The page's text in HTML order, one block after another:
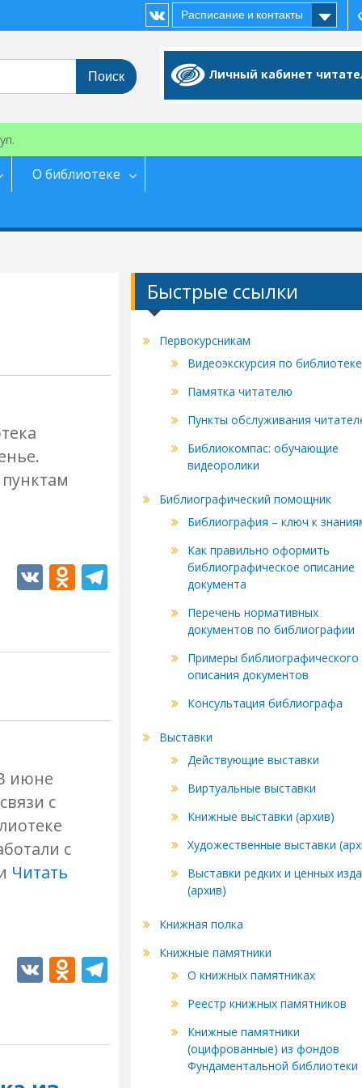
Расписание и контакты
Vk
Личный кабинет
О библиотеке
V O
o
s
T
gr
июне
с
с
Читать
V O
o
T
gr
Быстрые ссылки
Первокурсникам
Видеоэкскурсия по библиотеке
Памятка читателю
Пункты обслуживания
Библиокомпас: обучающие
видеоролики
Библиографический помощник
Библиография – ключ к
Как правильно оформить
библиографическое описание
документа
Перечень нормативных
документов по библиографии
Примеры библиографического
описания документов
Консультация библиографа
Выставки
Действующие выставки
Виртуальные выставки
Книжные выставки (архив)
Художественные выставки
Выставки редких и ценных
(архив)
Книжная полка
Книжные памятники
О книжных памятниках
Реестр книжных памятников
Книжные памятники
(оцифрованные) из фондов
Фундаментальной библиотеки